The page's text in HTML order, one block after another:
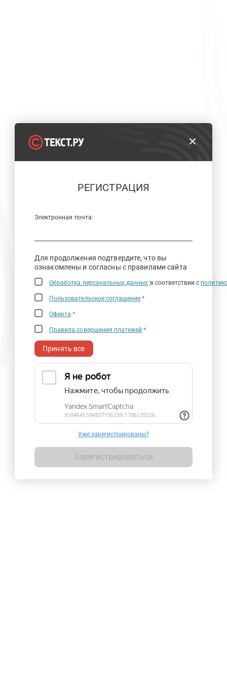
РЕГИСТРАЦИЯ
Электронная почта:
Для продолжения подтвердите, что вы
ознакомлены и согласны с правилами сайта
Обработка персональных данных в соответствии с
Пользовательское соглашение *
Оферта *
Правила совершения платежей *
Принять все
Уже зарегистрированы?
Зарегистрироваться